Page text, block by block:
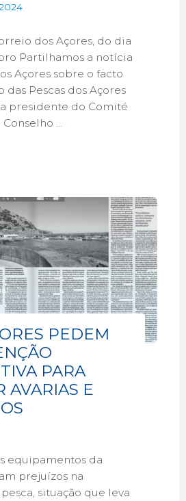
dos Açores, do dia
Partilhamos a notícia
Açores sobre o facto
das Pescas dos Açores
presidente do Comité
…
PEDEM
PARA
AVARIAS E
equipamentos da
prejuízos na
situação que leva